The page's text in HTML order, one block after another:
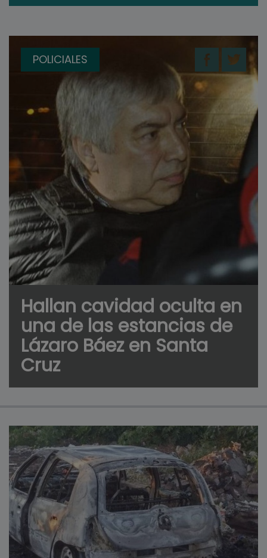
POLICIALES
Hallan cavidad oculta en
una de las estancias de
Lázaro Báez en Santa
Cruz